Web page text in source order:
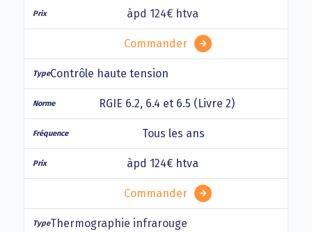
àpd 124€ htva
Commander
Contrôle haute tension
RGIE 6.2, 6.4 et 6.5 (Livre 2)
Tous les ans
àpd 124€ htva
Commander
Thermographie infrarouge